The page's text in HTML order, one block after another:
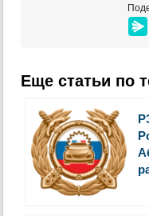
Еще статьи по